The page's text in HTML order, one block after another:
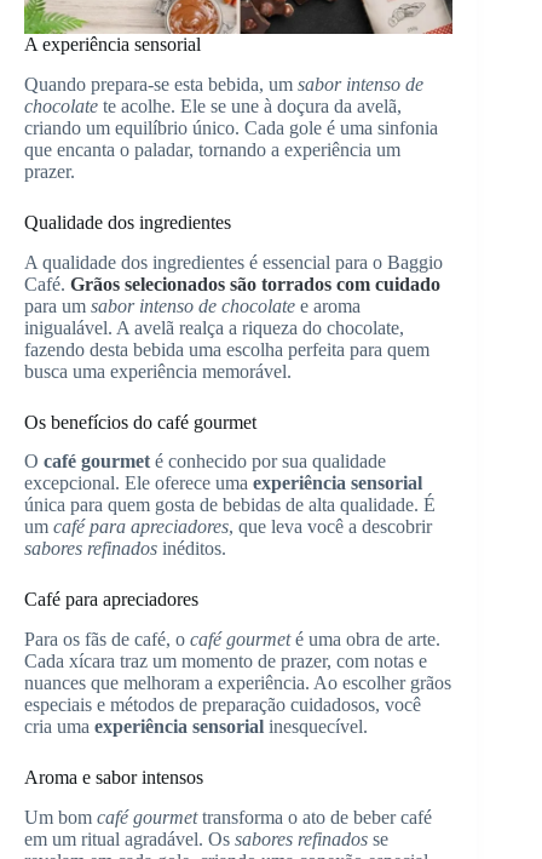
A experiência sensorial
Quando prepara-se esta bebida, um sabor intenso de
chocolate te acolhe. Ele se une à doçura da avelã,
criando um equilíbrio único. Cada gole é uma sinfonia
que encanta o paladar, tornando a experiência um
prazer.
Qualidade dos ingredientes
A qualidade dos ingredientes é essencial para o Baggio
Café. Grãos selecionados são torrados com cuidado
para um sabor intenso de chocolate e aroma
inigualável. A avelã realça a riqueza do chocolate,
fazendo desta bebida uma escolha perfeita para quem
busca uma experiência memorável.
Os benefícios do café gourmet
O café gourmeté conhecido por sua qualidade
excepcional. Ele oferece uma experiência sensorial
única para quem gosta de bebidas de alta qualidade. É
um café para apreciadores, que leva você a descobrir
sabores refinados inéditos.
Café para apreciadores
Para os fãs de café, o café gourmeté uma obra de arte.
Cada xícara traz um momento de prazer, com notas e
nuances que melhoram a experiência. Ao escolher grãos
especiais e métodos de preparação cuidadosos, você
cria uma experiência sensorial inesquecível.
Aroma e sabor intensos
Um bom café gourmettransforma o ato de beber café
em um ritual agradável. Os sabores refinados se